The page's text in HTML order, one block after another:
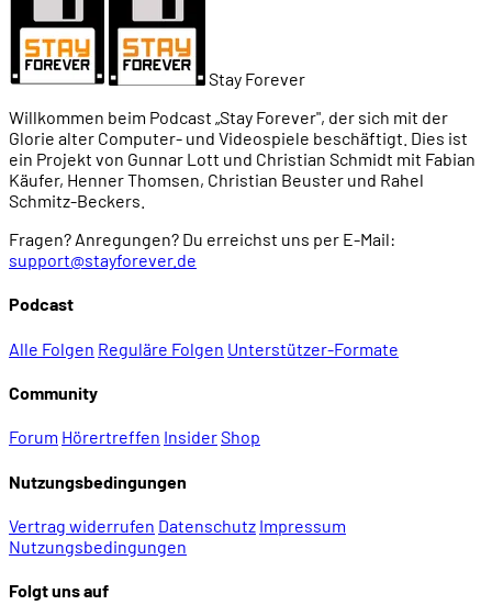
Stay Forever
Willkommen beim Podcast „Stay Forever", der sich mit der
Glorie alter Computer- und Videospiele beschäftigt. Dies ist
ein Projekt von Gunnar Lott und Christian Schmidt mit Fabian
Käufer, Henner Thomsen, Christian Beuster und Rahel
Schmitz-Beckers.
Fragen? Anregungen? Du erreichst uns per E-Mail:
support@stayforever.de
Podcast
Alle Folgen Reguläre Folgen Unterstützer-Formate
Community
Forum Hörertreffen InsiderShop
Nutzungsbedingungen
Vertrag widerrufen Datenschutz Impressum
Nutzungsbedingungen
Folgt uns auf